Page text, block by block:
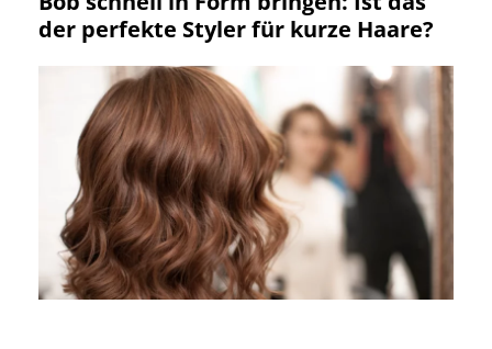
der perfekte Styler für kurze Haare?